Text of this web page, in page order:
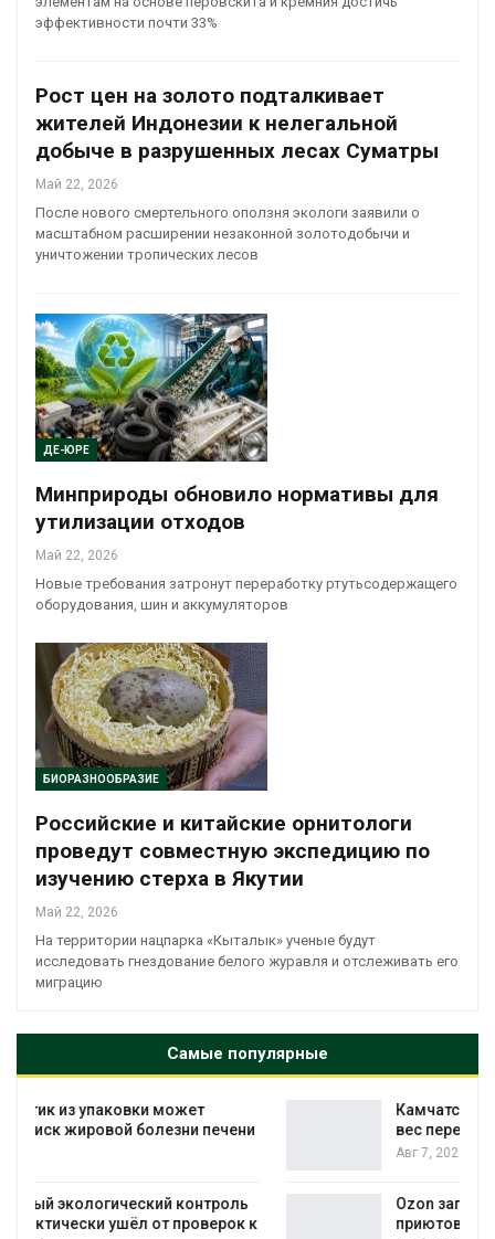
эффективности почти 33%
Рост цен на золото подталкивает
жителей Индонезии к нелегальной
добыче в разрушенных лесах Суматры
Май 22, 2026
После нового смертельного оползня экологи заявили о
масштабном расширении незаконной золотодобычи и
уничтожении тропических лесов
ДЕ-ЮРЕ
Минприроды обновило нормативы для
утилизации отходов
Май 22, 2026
Новые требования затронут переработку ртутьсодержащего
оборудования, шин и аккумуляторов
БИОРАЗНООБРАЗИЕ
Российские и китайские орнитологи
проведут совместную экспедицию по
изучению стерха в Якутии
Май 22, 2026
На территории нацпарка «Кыталык» ученые будут
исследовать гнездование белого журавля и отслеживать его
миграцию
Самые популярные
Камчатские северные олени набирают
вес перед осенней миграцией
Ozon запустит сбор помощи для
приютов Нижнего Новгорода